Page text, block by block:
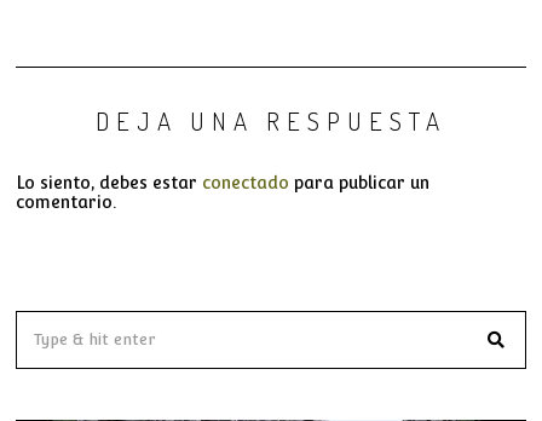
DEJA UNA RESPUESTA
Lo siento, debes estar conectado para publicar un
comentario.